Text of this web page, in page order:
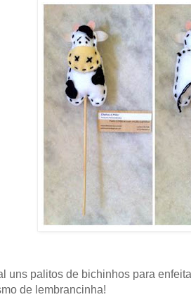
uns palitos de bichinhos para
de lembrancinha!